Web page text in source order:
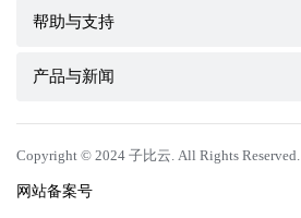
云服务器
服务器租用
云虚拟主机
帮助与支持
会员注册
域名问题
产品与新闻
更新日志
Copyright © 2024 子比云. All Rights Reserved.
网站备案号